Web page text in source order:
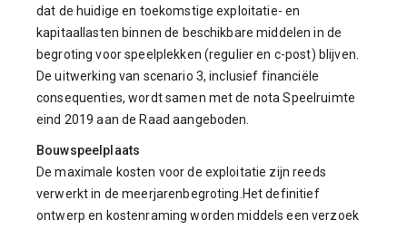
dat de huidige en toekomstige exploitatie- en
kapitaallasten binnen de beschikbare middelen in de
begroting voor speelplekken (regulier en c-post) blijven.
De uitwerking van scenario 3, inclusief financiële
consequenties, wordt samen met de nota Speelruimte
eind 2019 aan de Raad aangeboden.
Bouwspeelplaats
De maximale kosten voor de exploitatie zijn reeds
verwerkt in de meerjarenbegroting.Het definitief
ontwerp en kostenraming worden middels een verzoek